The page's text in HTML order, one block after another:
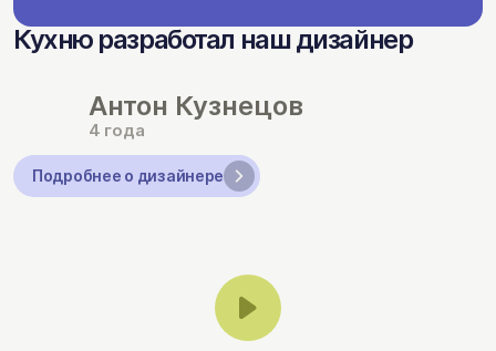
Кухню разработал наш дизайнер
Антон Кузнецов
4 года
Подробнее о дизайнере